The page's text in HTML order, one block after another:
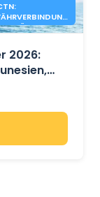
FÜR SOMMER
VERFÜGBAR
2026:
freie